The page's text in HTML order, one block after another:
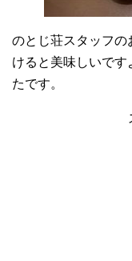
のとじ荘スタッフの
けると美味しいです
たです。